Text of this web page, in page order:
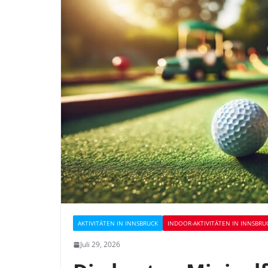
AKTIVITÄTEN IN INNSBRUCK INDOOR-AKTIVITÄTEN IN
Juli 29, 2026